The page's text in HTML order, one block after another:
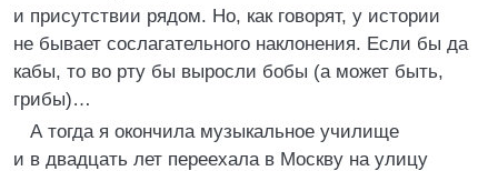
и присутствии рядом. Но, как говорят, у истории
не бывает сослагательного наклонения. Если бы да
кабы, то во рту бы выросли бобы (а может быть,
грибы)…
А тогда я окончила музыкальное училище
и в двадцать лет переехала в Москву на улицу